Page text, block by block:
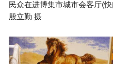
民众在进博集市城市会客厅(
殷立勤 摄